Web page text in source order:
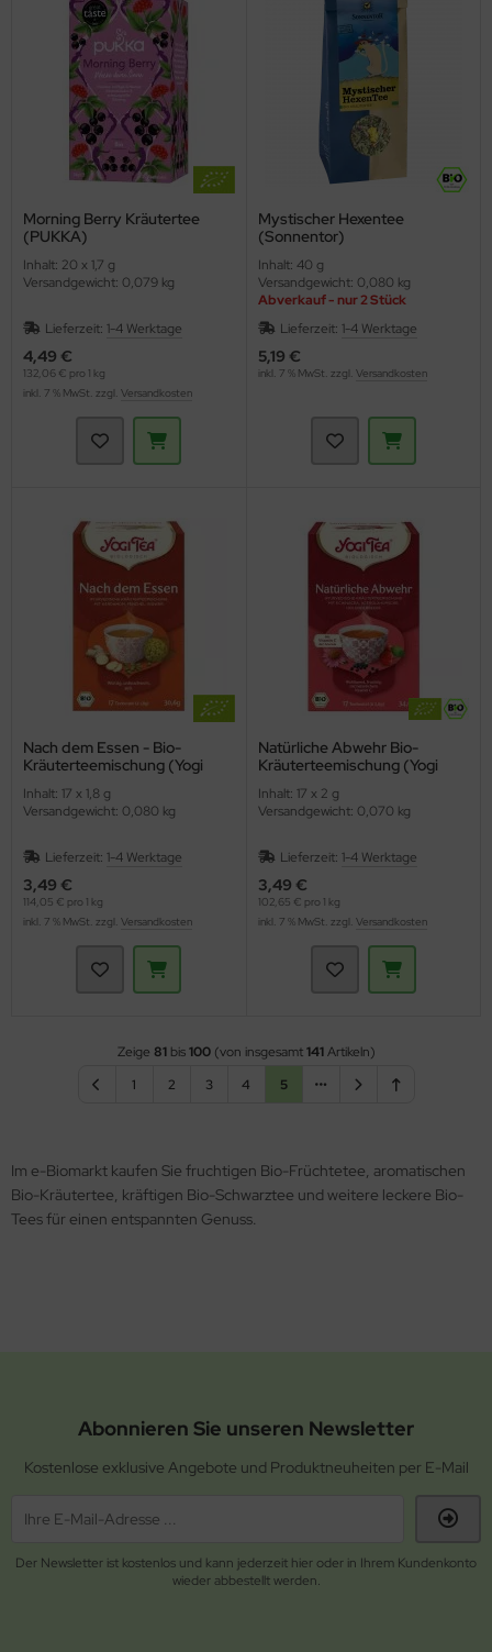
Morning Berry Kräutertee
(PUKKA)
Inhalt: 20 x 1,7 g
Versandgewicht: 0,079 kg
Lieferzeit: 1-4 Werktage
4,49 €
132,06 € pro 1 kg
inkl. 7 % MwSt. zzgl. Versandkosten
Mystischer Hexentee
(Sonnentor)
Inhalt: 40 g
Versandgewicht: 0,080 kg
Abverkauf - nur 2 Stück
Lieferzeit: 1-4 Werktage
5,19 €
inkl. 7 % MwSt. zzgl. Versandkosten
Nach dem Essen - Bio-
Kräuterteemischung (Yogi
Inhalt: 17 x 1,8 g
Versandgewicht: 0,080 kg
Lieferzeit: 1-4 Werktage
3,49 €
114,05 € pro 1 kg
inkl. 7 % MwSt. zzgl. Versandkosten
Natürliche Abwehr Bio-
Kräuterteemischung (Yogi
Inhalt: 17 x 2 g
Versandgewicht: 0,070 kg
Lieferzeit: 1-4 Werktage
3,49 €
102,65 € pro 1 kg
inkl. 7 % MwSt. zzgl. Versandkosten
Zeige 81bis100(von insgesamt141Artikeln)
1
2 3 4 5
Im e-Biomarkt kaufen Sie fruchtigen Bio-Früchtetee, aromatischen
Bio-Kräutertee, kräftigen Bio-Schwarztee und weitere leckere Bio-
Tees für einen entspannten Genuss.
Abonnieren Sie unseren Newsletter
Kostenlose exklusive Angebote und Produktneuheiten per E-Mail
Der Newsletter ist kostenlos und kann jederzeit hier oder in Ihrem Kundenkonto
wieder abbestellt werden.